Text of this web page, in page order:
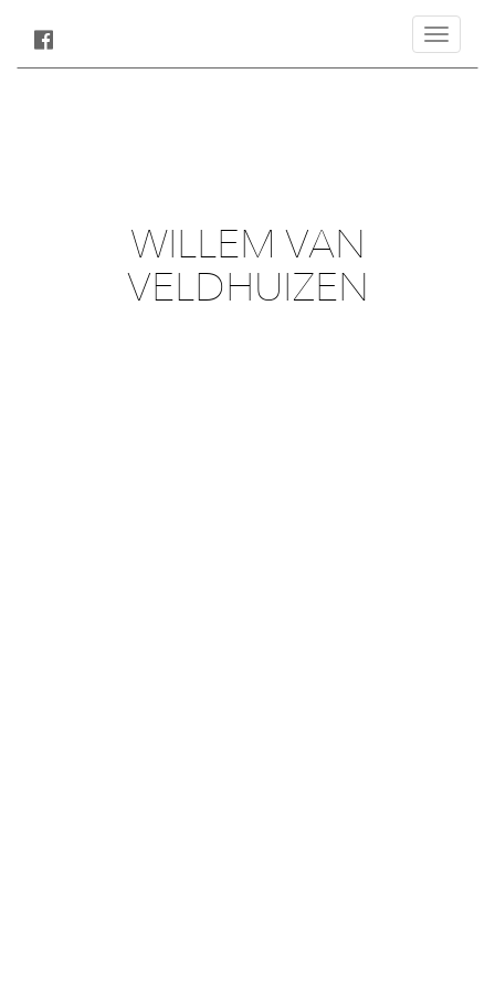
Toggle
WILLEM VAN
VELDHUIZEN